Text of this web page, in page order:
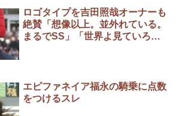
ロゴタイプを吉田照哉オーナーも
絶賛「想像以上。並外れている。
まるでSS」「世界よ見ていろっ
エピファネイア福永の騎乗に点数
をつけるスレ